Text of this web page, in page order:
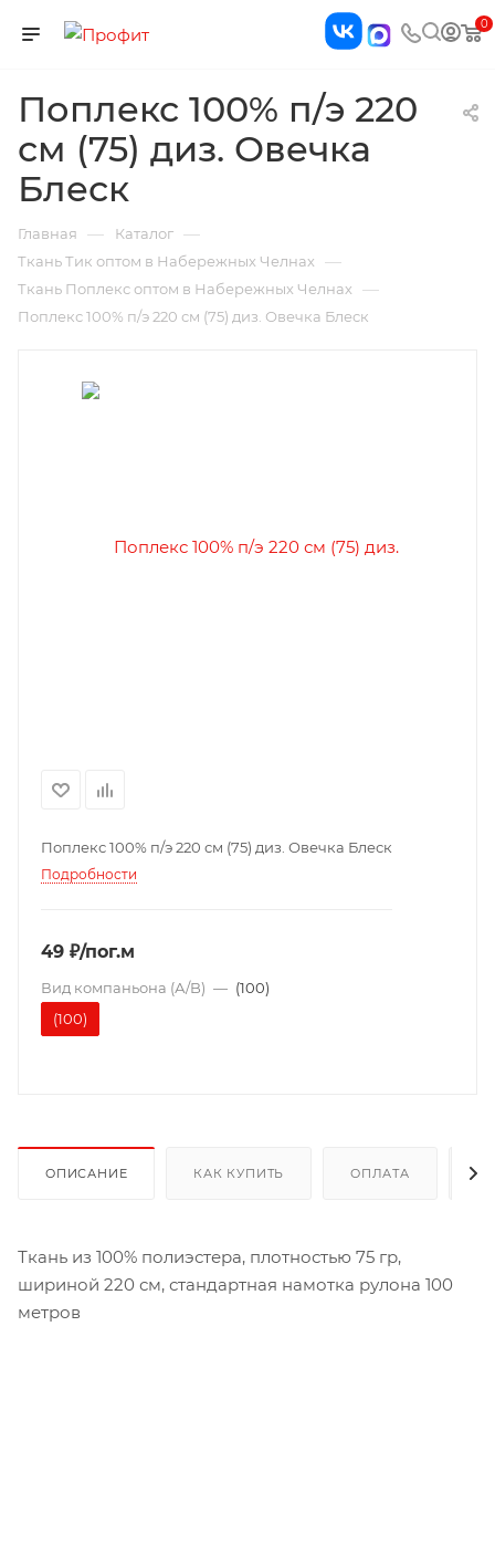
0
Поплекс 100% п/э 220
см (75) диз. Овечка
Блеск
Главная — Каталог —
Ткань Тик оптом в Набережных Челнах —
Ткань Поплекс оптом в Набережных Челнах —
Поплекс 100% п/э 220 см (75) диз. Овечка Блеск
Поплекс 100% п/э 220 см (75) диз. Овечка Блеск
Подробности
49 ₽/пог.м
Вид компаньона (А/B) — (100)
(100)
ОПИСАНИЕ КАК КУПИТЬ ОПЛАТА
Ткань из 100% полиэстера, плотностью 75 гр,
шириной 220 см, стандартная намотка рулона 100
метров